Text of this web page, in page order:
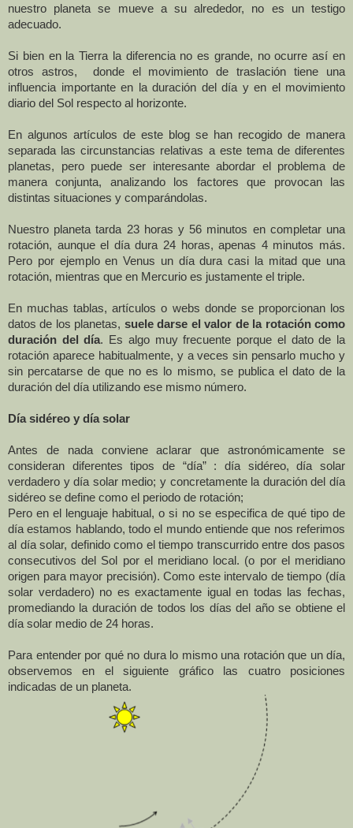
nuestro planeta se mueve a su alrededor, no es un testigo
adecuado.
Si bien en la Tierra la diferencia no es grande, no ocurre así en
otros astros, donde el movimiento de traslación tiene una
influencia importante en la duración del día y en el movimiento
diario del Sol respecto al horizonte.
En algunos artículos de este blog se han recogido de manera
separada las circunstancias relativas a este tema de diferentes
planetas, pero puede ser interesante abordar el problema de
manera conjunta, analizando los factores que provocan las
distintas situaciones y comparándolas.
Nuestro planeta tarda 23 horas y 56 minutos en completar una
rotación, aunque el día dura 24 horas, apenas 4 minutos más.
Pero por ejemplo en Venus un día dura casi la mitad que una
rotación, mientras que en Mercurio es justamente el triple.
En muchas tablas, artículos o webs donde se proporcionan los
datos de los planetas, suele darse el valor de la rotación como
duración del día. Es algo muy frecuente porque el dato de la
rotación aparece habitualmente, y a veces sin pensarlo mucho y
sin percatarse de que no es lo mismo, se publica el dato de la
duración del día utilizando ese mismo número.
Día sidéreo y día solar
Antes de nada conviene aclarar que astronómicamente se
consideran diferentes tipos de “día” : día sidéreo, día solar
verdadero y día solar medio; y concretamente la duración del día
sidéreo se define como el periodo de rotación;
Pero en el lenguaje habitual, o si no se especifica de qué tipo de
día estamos hablando, todo el mundo entiende que nos referimos
al día solar, definido como el tiempo transcurrido entre dos pasos
consecutivos del Sol por el meridiano local. (o por el meridiano
origen para mayor precisión). Como este intervalo de tiempo (día
solar verdadero) no es exactamente igual en todas las fechas,
promediando la duración de todos los días del año se obtiene el
día solar medio de 24 horas.
Para entender por qué no dura lo mismo una rotación que un día,
observemos en el siguiente gráfico las cuatro posiciones
indicadas de un planeta.